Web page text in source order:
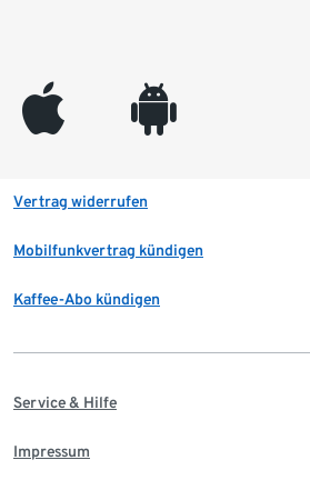
appleinc android
Vertrag widerrufen
Mobilfunkvertrag kündigen
Kaffee-Abo kündigen
Service & Hilfe
Impressum